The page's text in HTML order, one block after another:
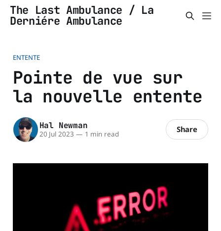
The Last Ambulance / La
Derniére Ambulance
ENTENTE
Pointe de vue sur
la nouvelle entente
Hal Newman
20 Jul 2023 — 1 min read Share